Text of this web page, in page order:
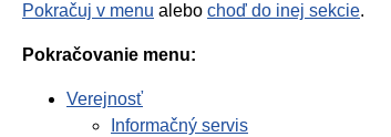
Pokračuj v menu alebo choď do inej sekcie.
Pokračovanie menu:
Verejnosť
Informačný servis